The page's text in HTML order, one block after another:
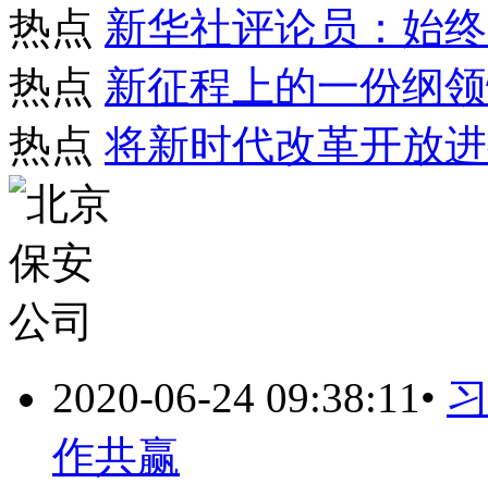
热点 新华社评论员：始
热点 新征程上的一份纲
热点 将新时代改革开放
2020-06-24 09:38:11•
作共赢